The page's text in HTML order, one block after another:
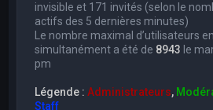
invisible et 171 invités (selon le
actifs des 5 dernières minutes)
Le nombre maximal d’utilisateurs
simultanément a été de 8943 le
pm
Légende :Administrateurs,
Staff